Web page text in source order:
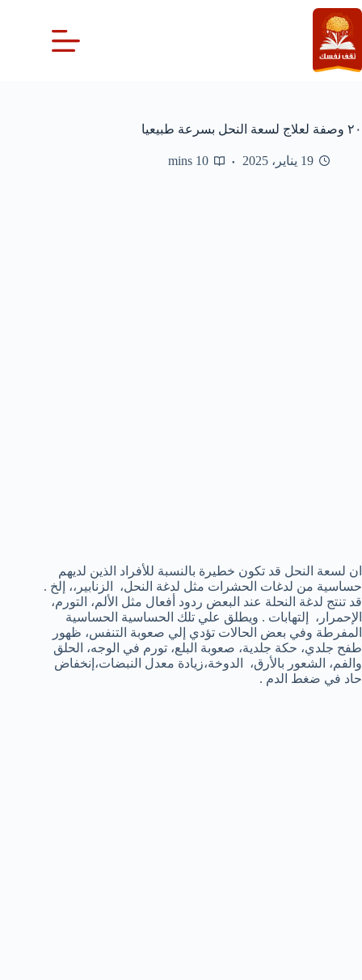
التجاوز
إلى
المحتوى
٢٠ وصفة لعلاج لسعة النحل بسرعة طبيعيا
19 يناير، 2025 10 mins
ان لسعة النحل قد تكون خطيرة بالنسبة للأفراد الذين لديهم
حساسية من لدغات الحشرات مثل لدغة النحل، الزنابير،، إلخ .
قد تنتج لدغة النحلة عند البعض ردود أفعال مثل الألم، التورم،
الإحمرار، إلتهابات . ويطلق علي تلك الحساسية الحساسية
المفرطة وفي بعض الحالات تؤدي إلي صعوبة التنفس، ظهور
طفح جلدي، حكة جلدية، صعوبة البلع، تورم في الوجه، الحلق
والفم، الشعور بالأرق، الدوخة،زيادة معدل النبضات،إنخفاض
حاد في ضغط الدم .